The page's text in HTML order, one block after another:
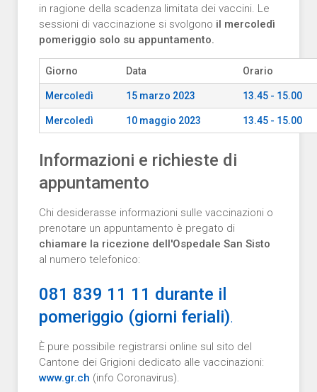
in ragione della scadenza limitata dei vaccini. Le
sessioni di vaccinazione si svolgono il mercoledì
pomeriggio solo su appuntamento.
Giorno Data Orario
Mercoledì 15 marzo 2023 13.45 - 15.00
Mercoledì 10 maggio 2023 13.45 - 15.00
Informazioni e richieste di
appuntamento
Chi desiderasse informazioni sulle vaccinazioni o
prenotare un appuntamento è pregato di
chiamare la ricezione dell'Ospedale San Sisto
al numero telefonico:
081 839 11 11 durante il
pomeriggio (giorni feriali).
È pure possibile registrarsi online sul sito del
Cantone dei Grigioni dedicato alle vaccinazioni:
www.gr.ch (info Coronavirus).